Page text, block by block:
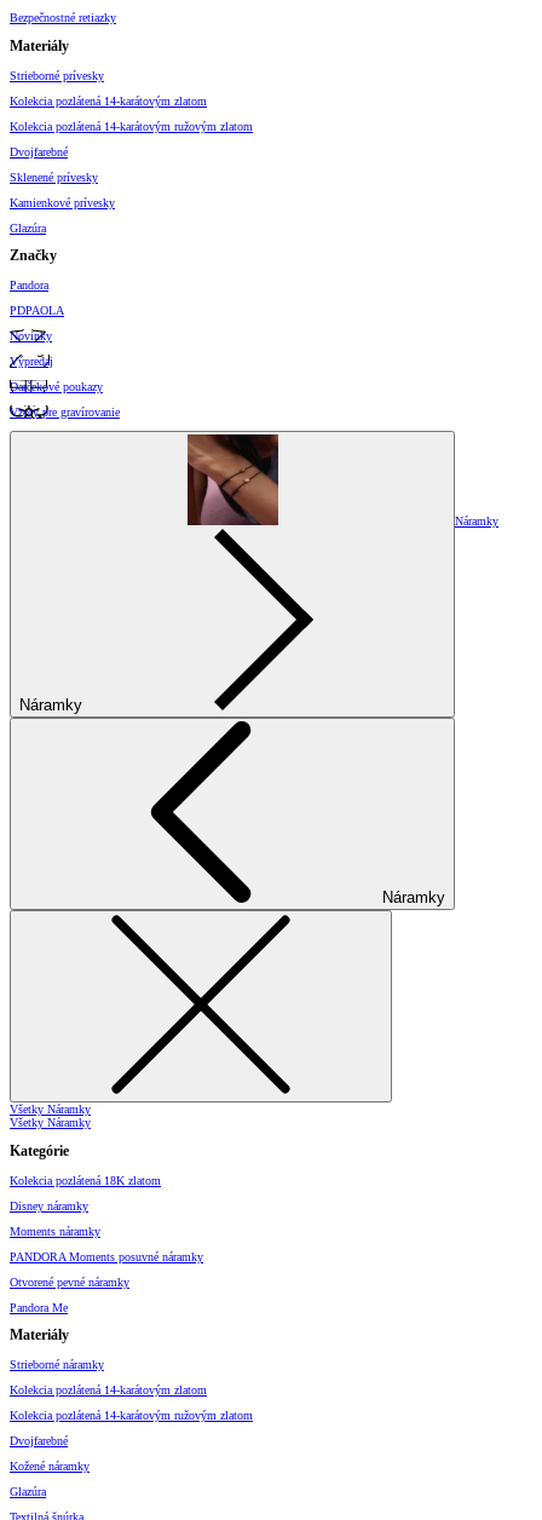
Bezpečnostné retiazky
Materiály
Strieborné prívesky
Kolekcia pozlátená 14-karátovým zlatom
Kolekcia pozlátená 14-karátovým ružovým zlatom
Dvojfarebné
Sklenené prívesky
Kamienkové prívesky
Glazúra
Značky
Pandora
PDPAOLA
Novinky
Výpredaj
Darčekové poukazy
Vzory pre gravírovanie
Náramky
Náramky
Náramky
Všetky Náramky
Všetky Náramky
Kategórie
Kolekcia pozlátená 18K zlatom
Disney náramky
Moments náramky
PANDORA Moments posuvné náramky
Otvorené pevné náramky
Pandora Me
Materiály
Strieborné náramky
Kolekcia pozlátená 14-karátovým zlatom
Kolekcia pozlátená 14-karátovým ružovým zlatom
Dvojfarebné
Kožené náramky
Glazúra
Textilná šnúrka